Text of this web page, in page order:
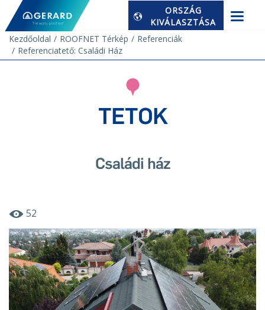
ORSZÁG
KIVÁLASZTÁSA
Kezdőoldal
ROOFNET Térkép
Referenciák
Referenciatető: Családi Ház
TETOK
Családi ház
52